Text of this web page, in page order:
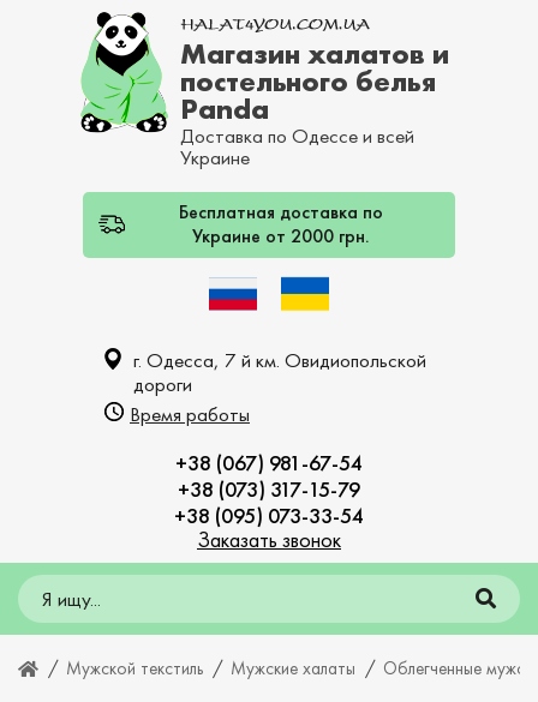
Магазин халатов и
постельного белья
Panda
Доставка по Одессе и всей
Украине
Бесплатная доставка по
Украине от 2000 грн.
г. Одесса, 7 й км. Овидиопольской
дороги
Время работы
+38 (067) 981-67-54
+38 (073) 317-15-79
+38 (095) 073-33-54
Заказать звонок
Мужской текстиль Мужские халаты Облегченные